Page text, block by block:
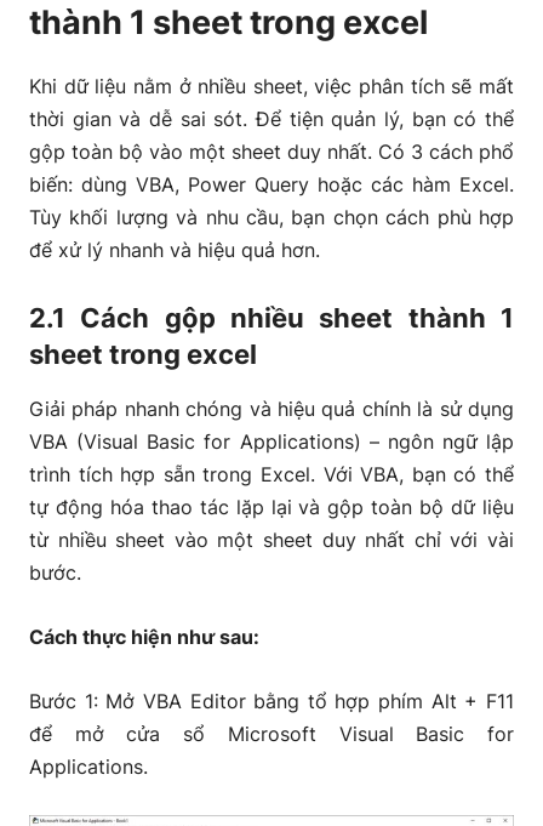
thành 1 sheet trong excel
Khi dữ liệu nằm ở nhiều sheet, việc phân tích sẽ mất
thời gian và dễ sai sót. Để tiện quản lý, bạn có thể
gộp toàn bộ vào một sheet duy nhất. Có 3 cách phổ
biến: dùng VBA, Power Query hoặc các hàm Excel.
Tùy khối lượng và nhu cầu, bạn chọn cách phù hợp
để xử lý nhanh và hiệu quả hơn.
2.1 Cách gộp nhiều sheet thành 1
sheet trong excel
Giải pháp nhanh chóng và hiệu quả chính là sử dụng
VBA (Visual Basic for Applications) – ngôn ngữ lập
trình tích hợp sẵn trong Excel. Với VBA, bạn có thể
tự động hóa thao tác lặp lại và gộp toàn bộ dữ liệu
từ nhiều sheet vào một sheet duy nhất chỉ với vài
bước.
Cách thực hiện như sau:
Bước 1: Mở VBA Editor bằng tổ hợp phím Alt + F11
để mở cửa sổ Microsoft Visual Basic for
Applications.